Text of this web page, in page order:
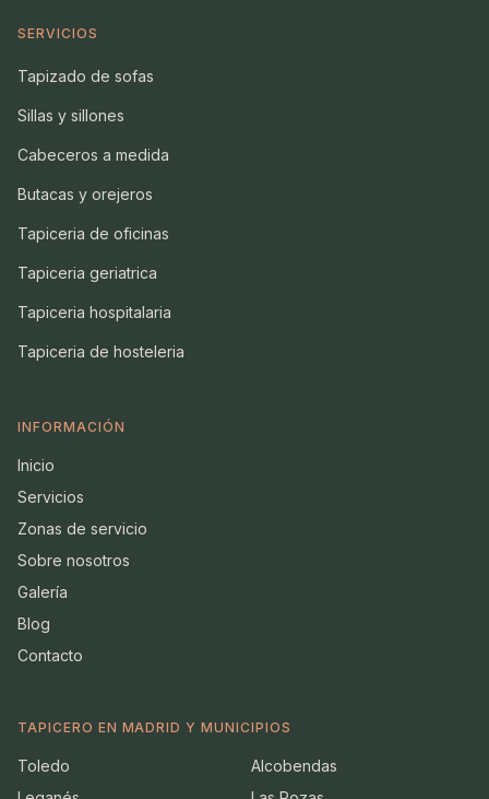
SERVICIOS
Tapizado de sofas
Sillas y sillones
Cabeceros a medida
Butacas y orejeros
Tapiceria de oficinas
Tapiceria geriatrica
Tapiceria hospitalaria
Tapiceria de hosteleria
INFORMACIÓN
Inicio
Servicios
Zonas de servicio
Sobre nosotros
Galería
Blog
Contacto
TAPICERO EN MADRID Y MUNICIPIOS
Toledo
Alcobendas